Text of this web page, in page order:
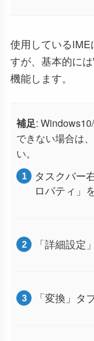
使用しているIME
すが、基本的に
機能します。
補足:
できない場合は
い。
タスクバー
ロパティ」
「詳細設定
「変換」タ